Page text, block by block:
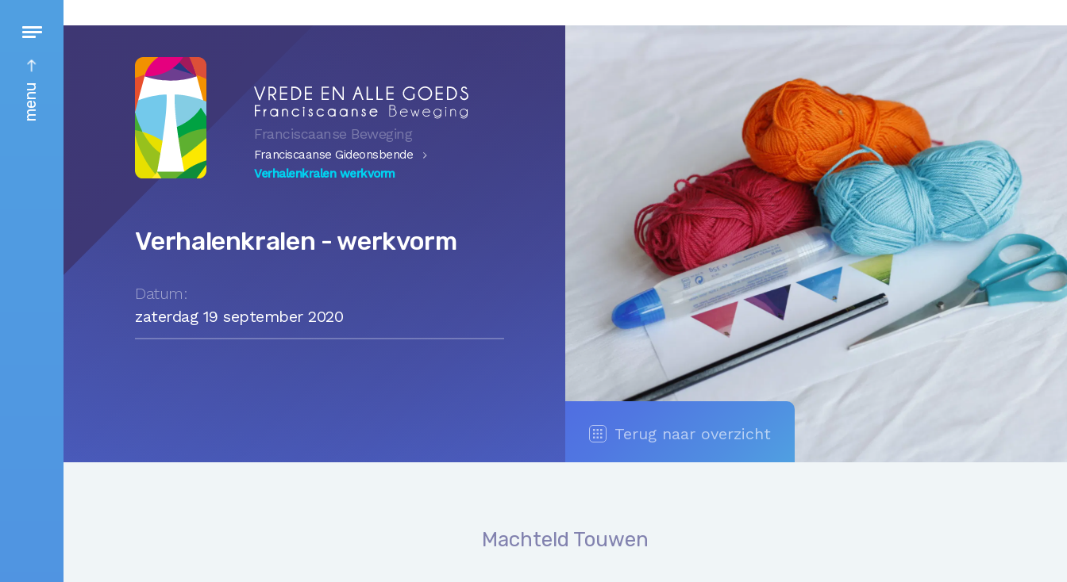
menu
Franciscaanse Beweging
Franciscaanse Gideonsbende
Verhalenkralen werkvorm
Verhalenkralen - werkvorm
Datum:
zaterdag 19 september 2020
Terug naar overzicht
Machteld Touwen